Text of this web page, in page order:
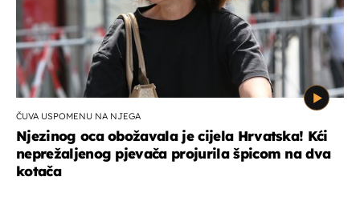
ČUVA USPOMENU NA NJEGA
Njezinog oca obožavala je cijela Hrvatska! Kći
neprežaljenog pjevača projurila špicom na dva
kotača